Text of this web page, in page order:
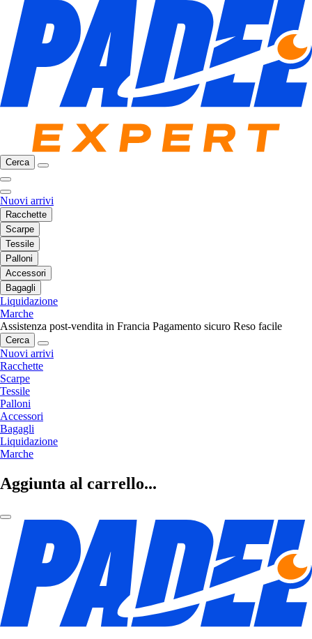
Cerca
Nuovi arrivi
Racchette
Scarpe
Tessile
Palloni
Accessori
Bagagli
Liquidazione
Marche
Assistenza post-vendita in Francia Pagamento sicuro Reso facile
Cerca
Nuovi arrivi
Racchette
Scarpe
Tessile
Palloni
Accessori
Bagagli
Liquidazione
Marche
Aggiunta al carrello...